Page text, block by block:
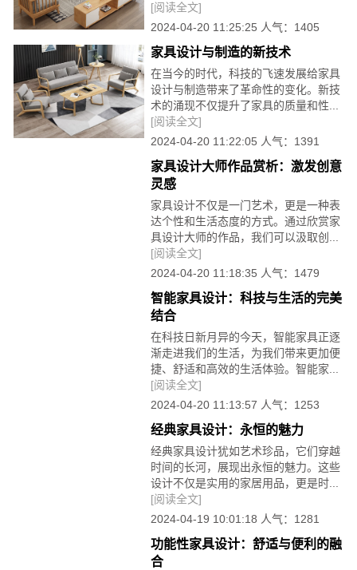
[阅读全文]
2024-04-20 11:25:25 人气：1405
家具设计与制造的新技术
在当今的时代，科技的飞速发展给家具
设计与制造带来了革命性的变化。新技
术的涌现不仅提升了家具的质量和性...
[阅读全文]
2024-04-20 11:22:05 人气：1391
家具设计大师作品赏析：激发创意
灵感
家具设计不仅是一门艺术，更是一种表
达个性和生活态度的方式。通过欣赏家
具设计大师的作品，我们可以汲取创...
[阅读全文]
2024-04-20 11:18:35 人气：1479
智能家具设计：科技与生活的完美
结合
在科技日新月异的今天，智能家具正逐
渐走进我们的生活，为我们带来更加便
捷、舒适和高效的生活体验。智能家...
[阅读全文]
2024-04-20 11:13:57 人气：1253
经典家具设计：永恒的魅力
经典家具设计犹如艺术珍品，它们穿越
时间的长河，展现出永恒的魅力。这些
设计不仅是实用的家居用品，更是时...
[阅读全文]
2024-04-19 10:01:18 人气：1281
功能性家具设计：舒适与便利的融
合